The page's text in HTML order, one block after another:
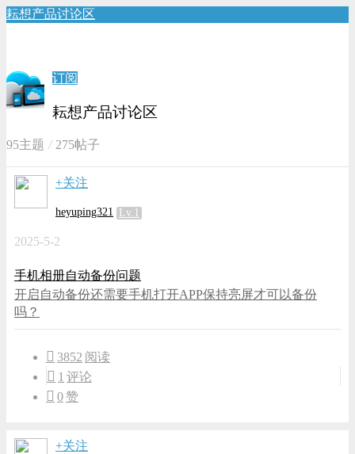
耘想产品讨论区
订阅
耘想产品讨论区
95主题 275帖子
+关注
heyuping321 Lv.1
2025-5-2
手机相册自动备份问题
开启自动备份还需要手机打开APP保持亮屏才可以备份
吗？
3852 阅读
1 评论
0赞
+关注